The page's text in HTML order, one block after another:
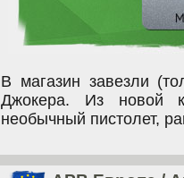
В магазин завезли
Джокера. Из новой
необычный пистолет,